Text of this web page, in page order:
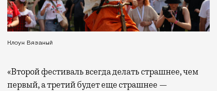
Клоун Вязаный
«Второй фестиваль всегда делать страшнее, чем
первый, а третий будет еще страшнее —